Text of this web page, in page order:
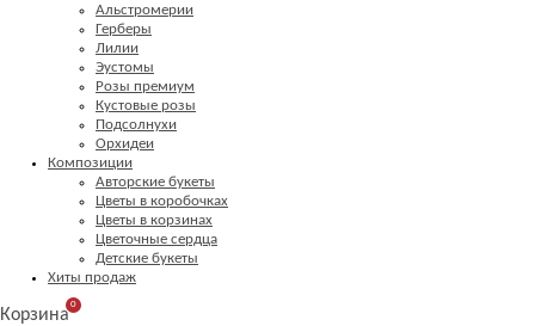
Альстромерии
Герберы
Лилии
Эустомы
Розы премиум
Кустовые розы
Подсолнухи
Орхидеи
Композиции
Авторские букеты
Цветы в коробочках
Цветы в корзинах
Цветочные сердца
Детские букеты
Хиты продаж
Корзина
0